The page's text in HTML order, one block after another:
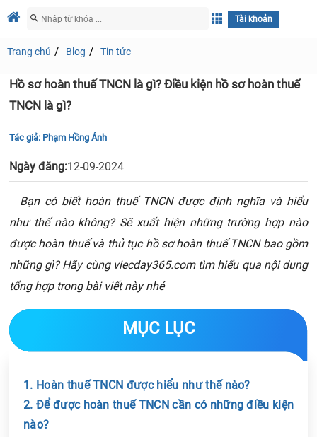
Tài khoản
Trang chủ Blog Tin tức
Hồ sơ hoàn thuế TNCN là gì? Điều kiện hồ sơ hoàn thuế
TNCN là gì?
Tác giả: Phạm Hồng Ánh
Ngày đăng:12-09-2024
Bạn có biết hoàn thuế TNCN được định nghĩa và hiểu
như thế nào không? Sẽ xuất hiện những trường hợp nào
được hoàn thuế và thủ tục hồ sơ hoàn thuế TNCN bao gồm
những gì? Hãy cùng viecday365.com tìm hiểu qua nội dung
tổng hợp trong bài viết này nhé
MỤC LỤC
1. Hoàn thuế TNCN được hiểu như thế nào?
2. Để được hoàn thuế TNCN cần có những điều kiện
nào?